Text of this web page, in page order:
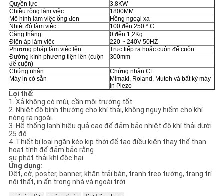
Quyền lực
3,8KW
Chiều rộng làm việc
1800MM
Mô hình làm việc ống đen
Hồng ngoại xa
Nhiệt độ làm việc
100 đến 250 ° C
Căng thẳng
0 đến 1,2Kg
Điện áp làm việc
220 ~ 240V 50HZ
Phương pháp làm việc lên
Trực tiếp ra hoặc cuộn để cuộn.
Đường kính phương tiện lên (cuộn
để cuộn)
300mm
Chứng nhận
Chứng nhận CE
Máy in có sẵn
Mimaki, Roland, Mutoh và bất kỳ máy
in Piezo
Lợi thế:
1. Xả không có mùi, cần môi trường tốt.
2. Nhiệt độ bình thường cho khí thải, không nguy hiểm cho khí
nóng ra ngoài.
3. Hệ thống lạnh hiệu quả cao để đảm bảo nhiệt độ khí thải dưới
25 độ
4. Thiết bị loại ngăn kéo kịp thời để tạo điều kiện thay thế than
hoạt tính để đảm bảo rằng
sự phát thải khí độc hại
Ứng dụng:
Dệt, cờ, poster, banner, khăn trải bàn, tranh treo tường, trang trí
nội thất, in ấn trong nhà và ngoài trời